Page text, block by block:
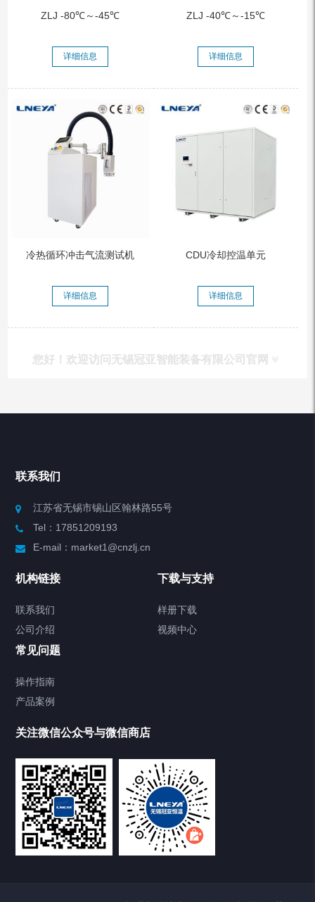
ZLJ -80℃～-45℃
详细信息
ZLJ -40℃～-15℃
详细信息
冷热循环冲击气流测试机
详细信息
CDU冷却控温单元
详细信息
您好！欢迎访问无锡冠亚智能装备有限公司官网
制冷加热动态控温系统
Chiller直冷控温机组
Heating Circulator加热循环器
Freezer低温箱
VOCs冷凝回收装置
点击下载2020最新样册
联系我们
江苏省无锡市锡山区翰林路55号
Tel：17851209193
E-mail：market1@cnzlj.cn
机构链接
联系我们
公司介绍
下载与支持
样册下载
视频中心
常见问题
操作指南
产品案例
关注微信公众号与微信商店